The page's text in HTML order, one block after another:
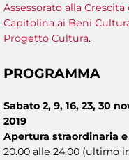
Assessorato alla
Capitolina ai Beni
Progetto Cultura.
PROGRAMMA
Sabato 2, 9, 16, 23, 30
2019
Apertura straordinaria
20.00 alle 24.00 (ultimo